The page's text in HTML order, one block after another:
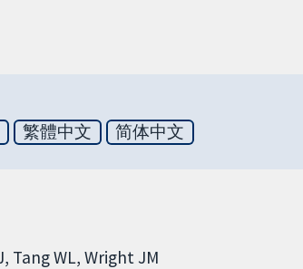
繁體中文 简体中文
Tang WL Wright JM